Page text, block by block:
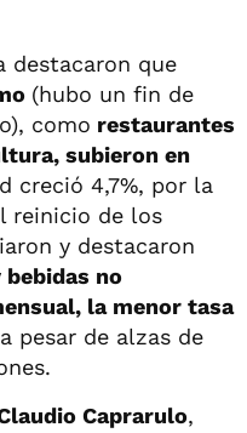
destacaron que
(hubo un fin de
como restaurantes
subieron en
creció 4,7%, por la
reinicio de los
y destacaron
no
la menor tasa
pesar de alzas de
Caprarulo,